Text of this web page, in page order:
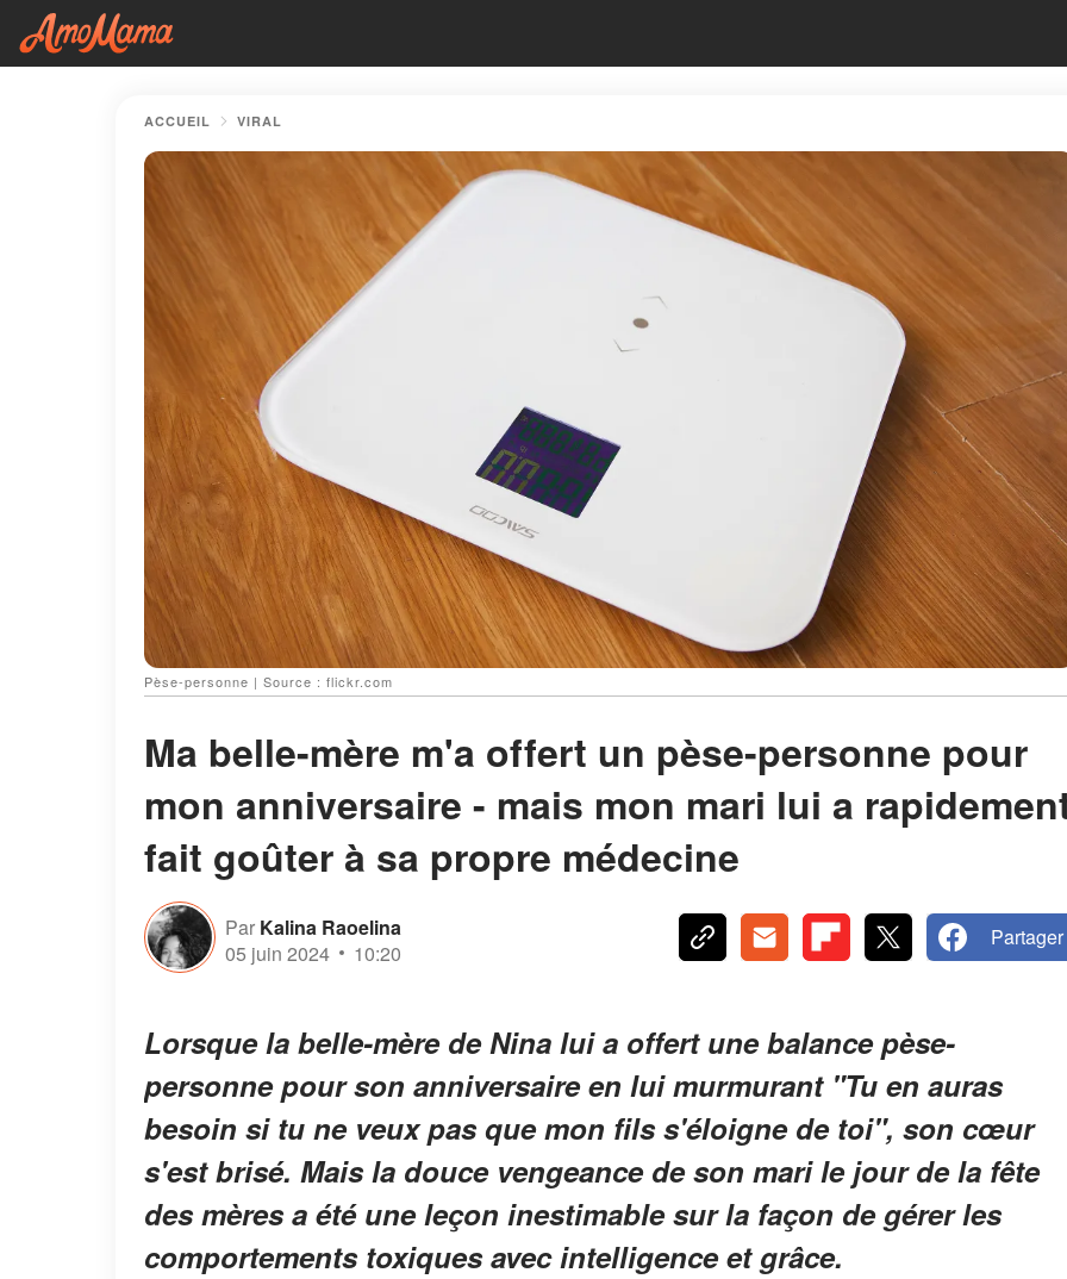
ACCUEIL VIRAL
Pèse-personne | Source : flickr.com
Ma belle-mère m'a offert un pèse-personne pour
mon anniversaire - mais mon mari lui a
fait goûter à sa propre médecine
Par Kalina Raoelina
05 juin 2024
10:20
Partager
Lorsque la belle-mère de Nina lui a offert une balance pèse-
personne pour son anniversaire en lui murmurant "Tu en auras
besoin si tu ne veux pas que mon fils s'éloigne de toi", son cœur
s'est brisé. Mais la douce vengeance de son mari le jour de la fête
des mères a été une leçon inestimable sur la façon de gérer les
comportements toxiques avec intelligence et grâce.